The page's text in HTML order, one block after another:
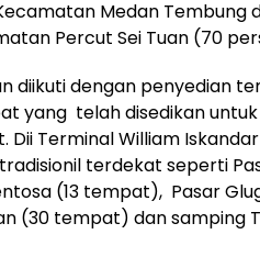
Medan Tembung
Percut Sei Tuan (70
diikuti dengan penyedian
yang telah disedikan untuk
Terminal William
terdekat seperti
(13 tempat), Pasar
(30 tempat) dan samping